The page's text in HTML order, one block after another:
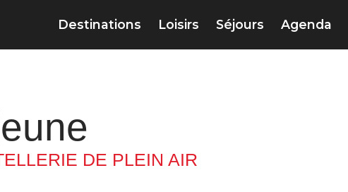
Destinations Loisirs Séjours Agenda
DE PLEIN AIR